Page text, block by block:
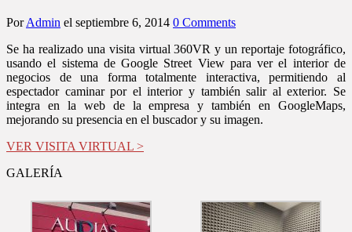
PorAdmin el septiembre 6, 2014 0 Comments
Se ha realizado una visita virtual 360VR y un reportaje fotográfico,
usando el sistema de Google Street View para ver el interior de
negocios de una forma totalmente interactiva, permitiendo al
espectador caminar por el interior y también salir al exterior. Se
integra en la web de la empresa y también en GoogleMaps,
mejorando su presencia en el buscador y su imagen.
VER VISITA VIRTUAL >
GALERÍA